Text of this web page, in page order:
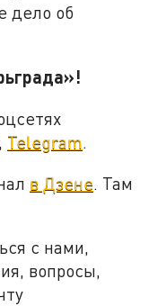
дело об
, Telegram.
в Дзене. Там
с нами,
вопросы,